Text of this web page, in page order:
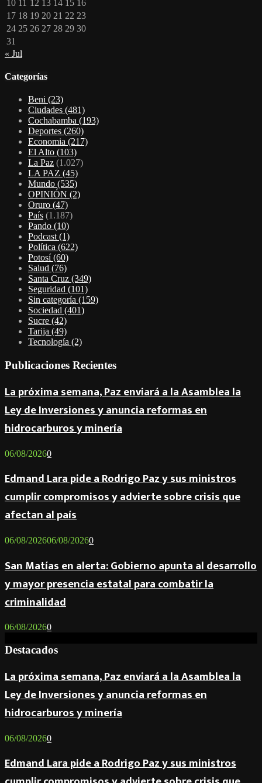
10 11 12 13 14 15 16
17 18 19 20 21 22 23
24 25 26 27 28 29 30
31
« Jul
Categorías
Beni (23)
Ciudades (481)
Cochabamba (193)
Deportes (260)
Economia (217)
El Alto (103)
La Paz (1.027)
LA PAZ (45)
Mundo (535)
OPINIÓN (2)
Oruro (47)
País (1.187)
Pando (10)
Podcast (1)
Política (622)
Potosí(60)
Salud (76)
Santa Cruz (349)
Seguridad (101)
Sin categoría (159)
Sociedad (401)
Sucre (42)
Tarija (49)
Tecnología (2)
Publicaciones Recientes
La próxima semana, Paz enviará a la Asamblea la
Ley de Inversiones y anuncia reformas en
hidrocarburos y minería
06/08/20260
Edmand Lara pide a Rodrigo Paz y sus ministros
cumplir compromisos y advierte sobre crisis que
afectan al país
06/08/202606/08/20260
San Matías en alerta: Gobierno apunta al desarrollo
y mayor presencia estatal para combatir la
criminalidad
06/08/20260
Destacados
La próxima semana, Paz enviará a la Asamblea la
Ley de Inversiones y anuncia reformas en
hidrocarburos y minería
06/08/20260
Edmand Lara pide a Rodrigo Paz y sus ministros